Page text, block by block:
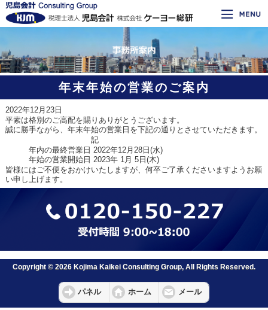
年末年始の営業のご案内
2022年12月23日
平素は格別のご高配を賜りありがとうございます。
誠に勝手ながら、年末年始の営業日を下記の通りとさせていただきます。
記
年内の最終営業日 2022年12月28日(水)
年始の営業開始日 2023年 1月 5日(木)
皆様にはご不便をおかけいたしますが、何卒ご了承くださいますようお願
い申し上げます。
Copyright © 2026 Kojima Kaikei Consulting Group, All Rights Reserved.
パネル ホーム メール